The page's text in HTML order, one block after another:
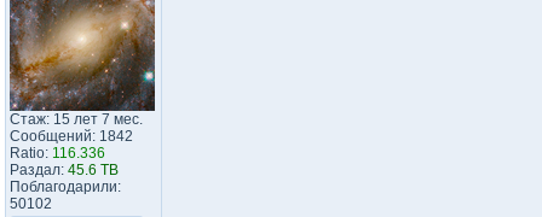
Стаж: 15 лет 7 мес.
Сообщений: 1842
Ratio: 116.336
Раздал: 45.6 TB
Поблагодарили:
50102